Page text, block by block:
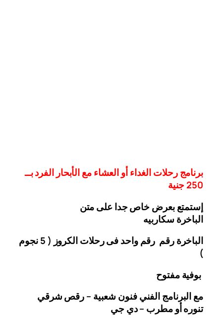
برنامج رحلات الغداء أو العشاء مع الأبحار الفرد بــ
250 جنية
إستمتع بعرض خاص جدا على متن
الباخرةسكاربيه
الباخرة رقم رقم واحد فى رحلات الكروز ( 5 نجوم
)
بوفية مفتوح
مع البرنامج الفني فنون شعبية – رقص شرقي
تنوره أو مطرب – دي جي